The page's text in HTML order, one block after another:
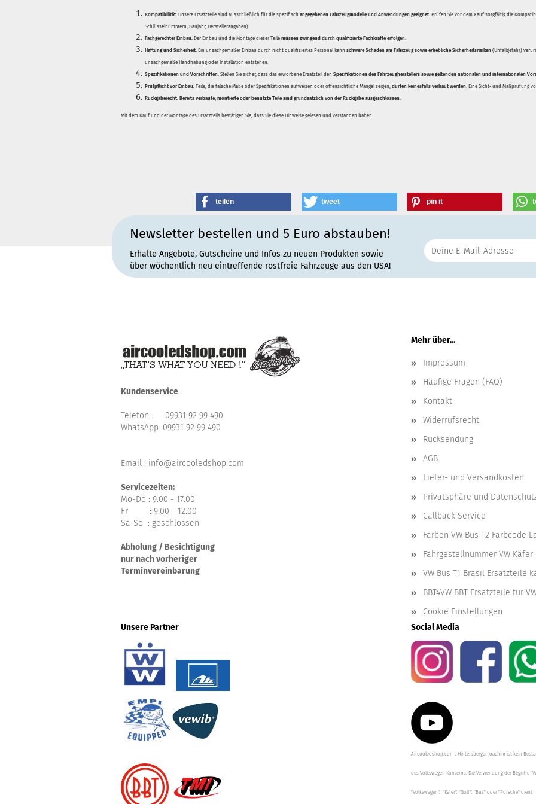
Kompatibilität: Unsere Ersatzteile sind ausschließlich für die spezifisch angegebenen Fahrzeugmodelle und Anwendungen geeignet. Prüfen Sie vor dem Kauf sorgfältig die
Schlüsselnummern, Baujahr, Herstellerangaben).
Fachgerechter Einbau: Der Einbau und die Montage dieser Teile müssen zwingend durch qualifizierte Fachkräfte erfolgen.
Haftung und Sicherheit: Ein unsachgemäßer Einbau durch nicht qualifiziertes Personal kann schwere Schäden am Fahrzeug sowie erhebliche Sicherheitsrisiken (Unfallgefahr)
unsachgemäße Handhabung oder Installation entstehen.
Spezifikationen und Vorschriften: Stellen Sie sicher, dass das erworbene Ersatzteil den Spezifikationen des Fahrzeugherstellers sowie geltenden nationalen und internationalen
Prüfpflicht vor Einbau: Teile, die falsche Maße oder Spezifikationen aufweisen oder offensichtliche Mängel zeigen, dürfen keinesfalls verbaut werden. Eine Sicht- und Maßprüfung
Rückgaberecht: Bereits verbaute, montierte oder benutzte Teile sind grundsätzlich von der Rückgabe ausgeschlossen.
Mit dem Kauf und der Montage des Ersatzteils bestätigen Sie, dass Sie diese Hinweise gelesen und verstanden haben
teilen tweet pin it
Newsletter bestellen und 5 Euro abstauben!
Erhalte Angebote, Gutscheine und Infos zu neuen Produkten sowie
über wöchentlich neu eintreffende rostfreie Fahrzeuge aus den USA!
Kundenservice
Telefon : 09931 92 99 490
WhatsApp: 09931 92 99 490
Email : info@aircooledshop.com
Servicezeiten:
Mo-Do : 9.00 - 17.00
Fr : 9.00 - 12.00
Sa-So : geschlossen
Abholung / Besichtigung
nur nach vorheriger
Terminvereinbarung
Mehr über...
Impressum
Häufige Fragen (FAQ)
Kontakt
Widerrufsrecht
Rücksendung
AGB
Liefer- und Versandkosten
Privatsphäre und
Callback Service
Farben VW Bus T2 Farbcode
Fahrgestellnummer VW Käfer
VW Bus T1 Brasil Ersatzteile
BBT4VW BBT Ersatzteile für
Cookie Einstellungen
Unsere Partner
Social Media
Aircooledshop.com , Hintersberger Joachim ist kein
des Volkswagen Konzerns. Die Verwendung der Begriffe
"Volkswagen", "Käfer", "Golf", "Bus" oder "Porsche" dient